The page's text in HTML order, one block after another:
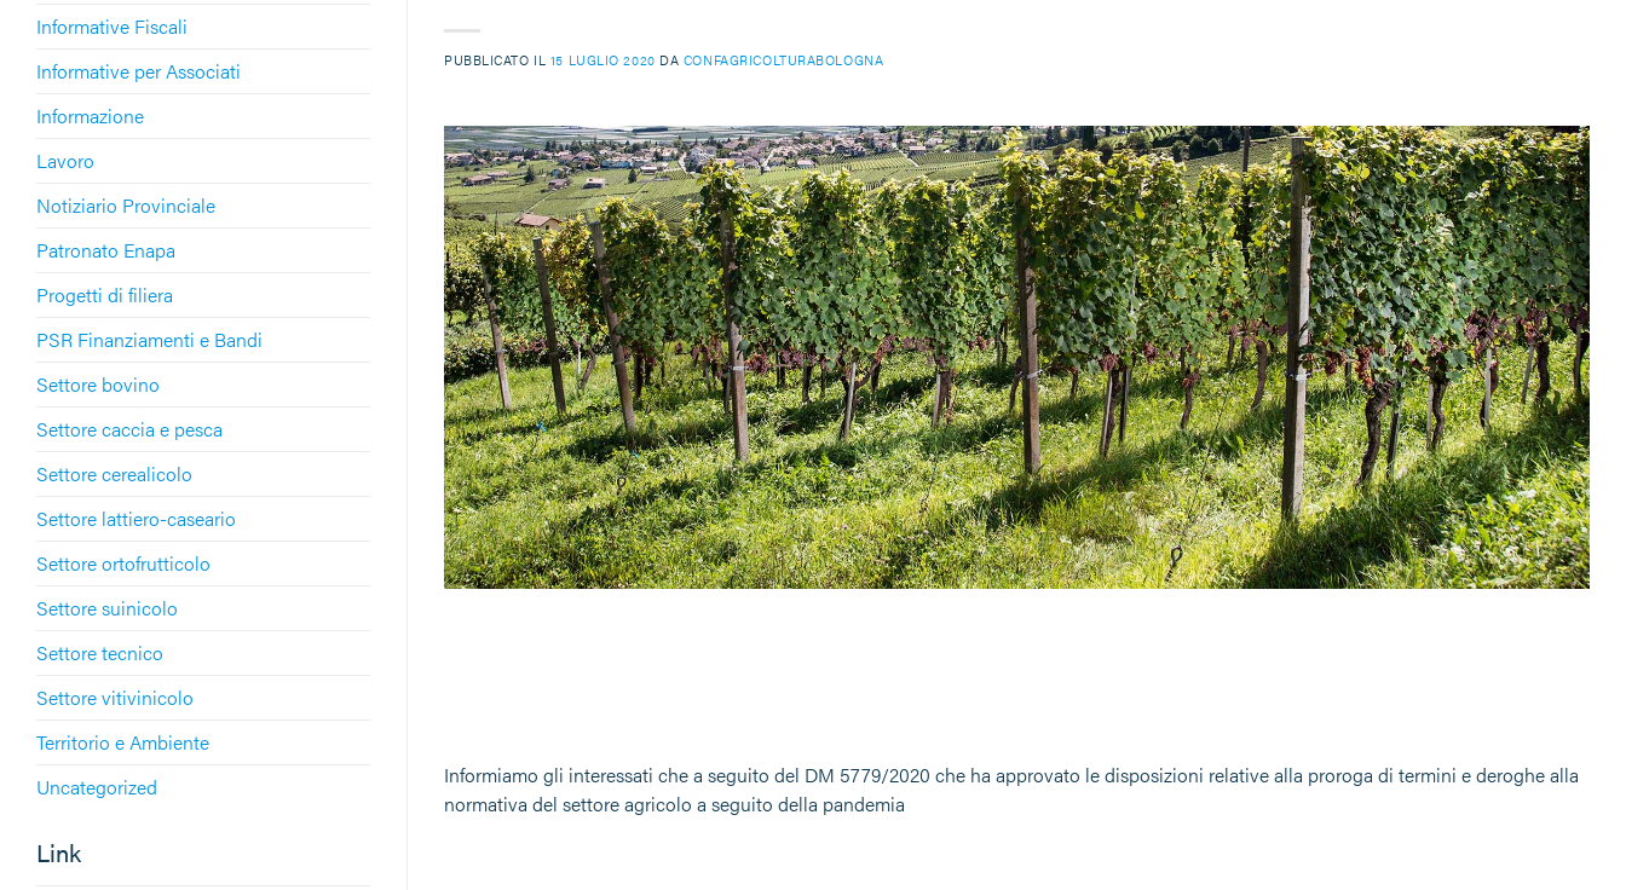
Informative Fiscali
Informative per Associati
Informazione
Lavoro
Notiziario Provinciale
Patronato Enapa
Progetti di filiera
PSR Finanziamenti e Bandi
Settore bovino
Settore caccia e pesca
Settore cerealicolo
Settore lattiero-caseario
Settore ortofrutticolo
Settore suinicolo
Settore tecnico
Settore vitivinicolo
Territorio e Ambiente
Uncategorized
Link
PUBBLICATO IL 15 LUGLIO 2020 DA CONFAGRICOLTURABOLOGNA
Informiamo gli interessati che a seguito del DM 5779/2020 che ha approvato le disposizioni relative alla proroga di termini e deroghe alla
normativa del settore agricolo a seguito della pandemia